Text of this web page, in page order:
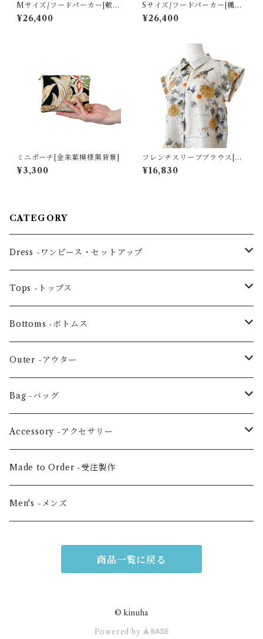
Mサイズ/フードパーカー[敷詰
葉模様線*朱色総絞り羽織]
¥26,400
Sサイズ/フードパーカー[楓流
水模様ピンク色総絞り羽織]
¥26,400
ミニポーチ[金朱葉模様黒背景]
¥3,300
フレンチスリーブブラウス[菊
と雀模様羽裏]
¥16,830
CATEGORY
Dress -ワンピース・セットアップ
One piece -ワンピースドレス
Ensemble -セットアップ
Tops -トップス
Blouse -ブラウス
Tunic -チュニック
Others -その他
Bottoms -ボトムス
Skirt -スカート
Pants -パンツ
Outer -アウター
Coat -コート
Jacket -ジャケット
Bag -バッグ
Large horizontal -横・大
Vertical medium -縦・中
Shoulder -ショルダー
Accessory -アクセサリー
Hair scrunchie -シュシュ
Mask -マスク
Others -その他
Made to Order -受注製作
Men's -メンズ
商品一覧に戻る
© kinuha
Powered by